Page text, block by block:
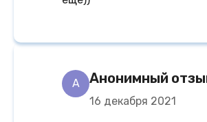
A Анонимный
16 декабря 2021